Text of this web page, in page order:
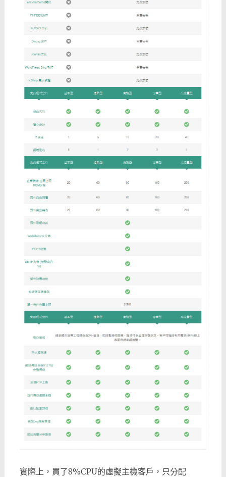
實際上，買了8%CPU的虛擬主機客戶，只分配